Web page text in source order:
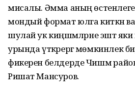
мисалы. Әмма аның өстенлеге дә
мондый формат юлга киткән
шулай ук киңәшмәләрне эштә
урында үткәрергә мөмкинлек
фикерен белдерде Чишмә
Ришат Мансуров.